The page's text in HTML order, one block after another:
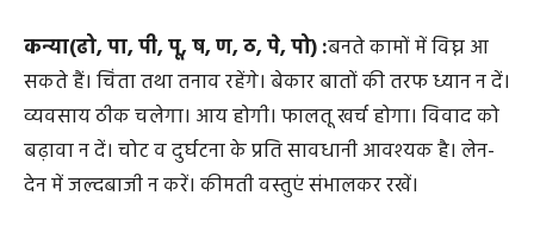
कन्या(ढो, पा, पी, पू, ष, ण, ठ, पे, पो) :बनते कामों में विघ्न आ
सकते हैं। चिंता तथा तनाव रहेंगे। बेकार बातों की तरफ ध्यान न दें।
व्यवसाय ठीक चलेगा। आय होगी। फालतू खर्च होगा। विवाद को
बढ़ावा न दें। चोट व दुर्घटना के प्रति सावधानी आवश्यक है। लेन-
देन में जल्दबाजी न करें। कीमती वस्तुएं संभालकर रखें।